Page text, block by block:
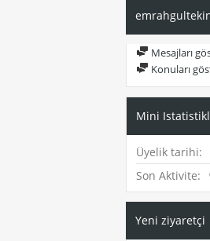
Mesajları
Konuları
Mini
Üyelik tarihi
Son Aktivite
Yeni ziyaretçi